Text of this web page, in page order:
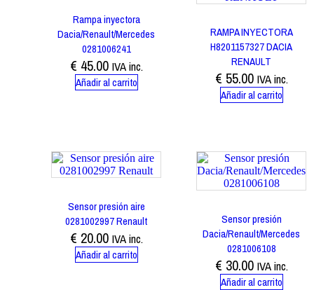
Rampa inyectora
Dacia/Renault/Mercedes
0281006241
€ 45.00 IVA inc.
Añadir al carrito
RAMPA INYECTORA
H8201157327 DACIA
RENAULT
€ 55.00 IVA inc.
Añadir al carrito
Sensor presión aire
0281002997 Renault
€ 20.00 IVA inc.
Añadir al carrito
Sensor presión
Dacia/Renault/Mercedes
0281006108
€ 30.00 IVA inc.
Añadir al carrito